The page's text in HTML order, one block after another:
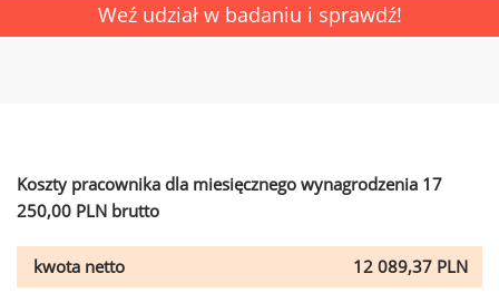
Weź udział w badaniu i sprawdź!
Koszty pracownika dla miesięcznego wynagrodzenia 17
250,00 PLN brutto
kwota netto
12 089,37 PLN